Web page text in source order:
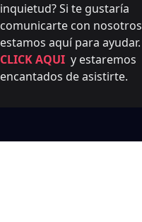
inquietud? Si te gustaría
comunicarte con
estamos aquí para ayudar.
CLICK AQUI y estaremos
encantados de asistirte.